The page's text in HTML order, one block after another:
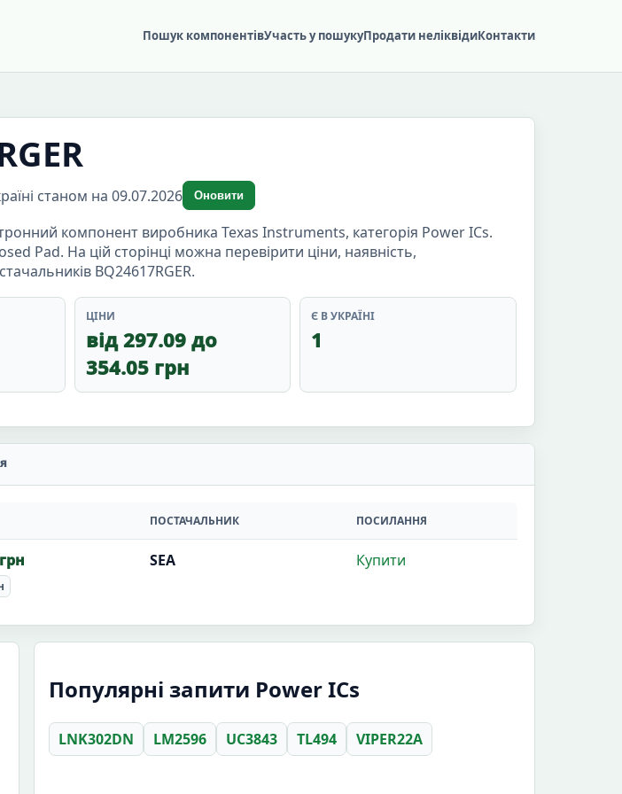
Пошук компонентівУчасть у пошукуПродати неліквідиКонтакти
станом на 09.07.2026 Оновити
компонент виробника Texas Instruments, категорія Power ICs.
Pad. На цій сторінці можна перевірити ціни, наявність,
BQ24617RGER.
ЦІНИ
від 297.09 до
354.05 грн
Є В УКРАЇНІ
1
ПОСТАЧАЛЬНИК ПОСИЛАННЯ
SEA Купити
Популярні запити Power ICs
LNK302DN LM2596 UC3843 TL494 VIPER22A